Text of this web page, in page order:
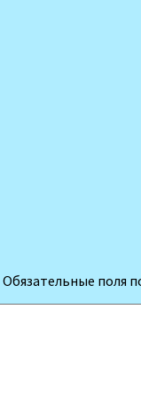
Обязательные поля